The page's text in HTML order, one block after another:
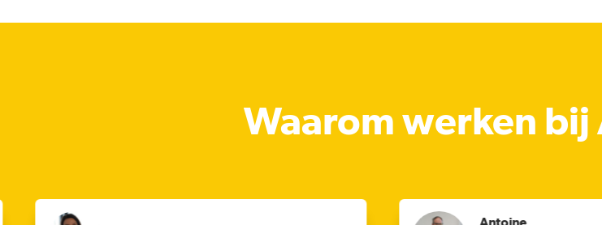
Waarom werken bij
Antoine